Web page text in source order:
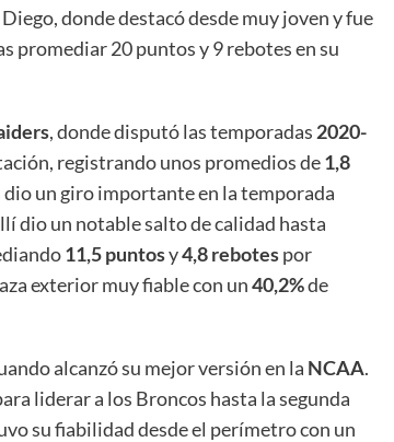
Diego, donde destacó desde muy joven y fue
promediar 20 puntos y 9 rebotes en su
, donde disputó las temporadas 2020-
registrando unos promedios de1,8
un giro importante en la temporada
dio un notable salto de calidad hasta
11,5 puntosy4,8 rebotespor
exterior muy fiable con un40,2%de
alcanzó su mejor versión en la NCAA.
liderar a los Broncos hasta la segunda
su fiabilidad desde el perímetro con un